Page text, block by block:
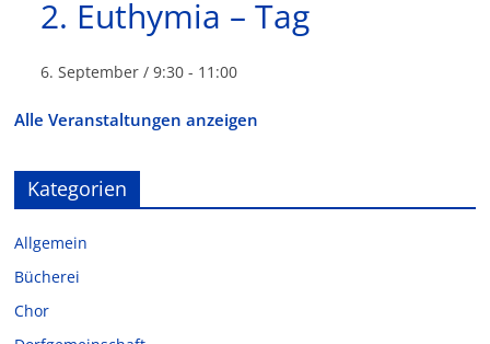
2. Euthymia – Tag
6. September / 9:30 - 11:00
Alle Veranstaltungen anzeigen
Kategorien
Allgemein
Bücherei
Chor